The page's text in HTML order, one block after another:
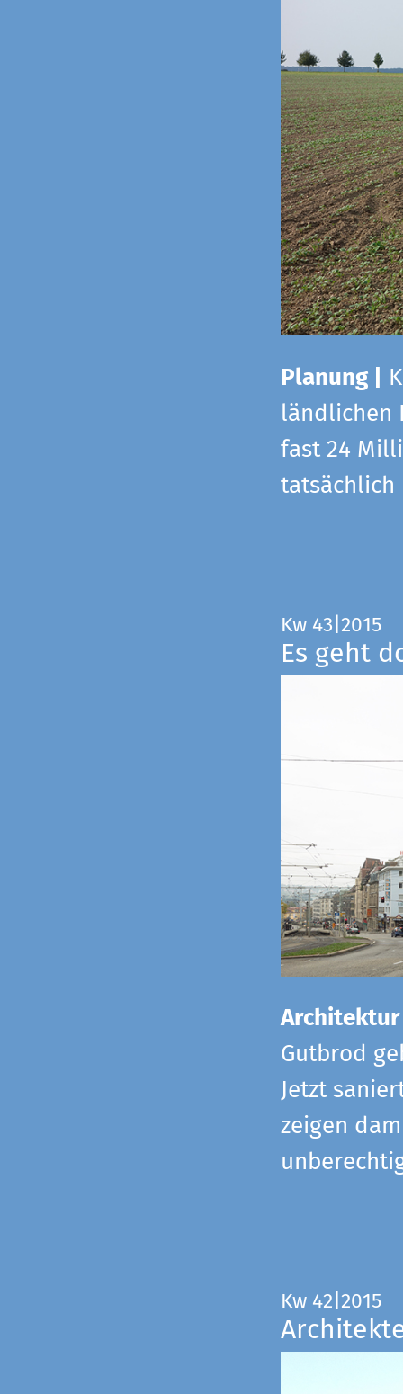
Planung |
ländlichen
fast 24
tatsächlich
Kw 43|2015
Es geht
Gutbrod
Jetzt
zeigen
Kw 42|2015